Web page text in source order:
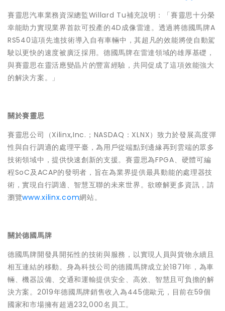
賽靈思汽車業務資深總監Willard Tu補充說明：「賽靈思十分榮
幸能助力實現業界首款可投產的4D成像雷達。透過將德國馬牌A
RS540這項先進技術導入自有車輛中，其超凡的效能將使自動駕
駛以更快的速度被廣泛採用。德國馬牌在雷達領域的雄厚基礎，
與賽靈思在靈活應變晶片的豐富經驗，共同促成了這項效能強大
的解決方案。」
關於賽靈思
賽靈思公司（Xilinx,Inc.；NASDAQ：XLNX）致力於發展高度彈
性與自行調適的處理平臺，為用戶從端點到邊緣再到雲端的眾多
技術領域中，提供快速創新的支援。賽靈思為FPGA、硬體可編
程SoC及ACAP的發明者，旨在為業界提供最具動能的處理器技
術，實現自行調適、智慧互聯的未來世界。欲瞭解更多資訊，請
瀏覽www.xilinx.com網站。
關於德國馬牌
德國馬牌開發具開拓性的技術與服務，以實現人員與貨物永續且
相互連結的移動。身為科技公司的德國馬牌成立於1871年，為車
輛、機器設備、交通和運輸提供安全、高效、智慧且可負擔的解
決方案。2019年德國馬牌銷售收入為445億歐元，目前在59個
國家和市場擁有超過232,000名員工。